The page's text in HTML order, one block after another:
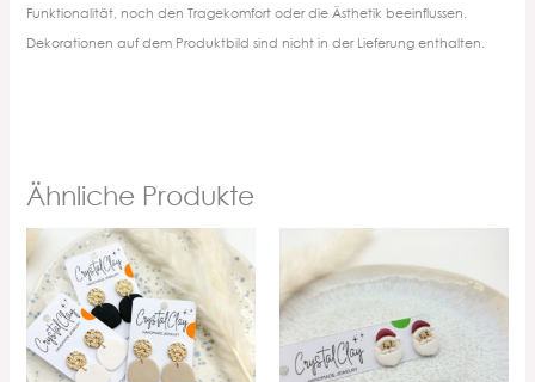
Funktionalität, noch den Tragekomfort oder die Ästhetik beeinflussen.
Dekorationen auf dem Produktbild sind nicht in der Lieferung enthalten.
Ähnliche Produkte